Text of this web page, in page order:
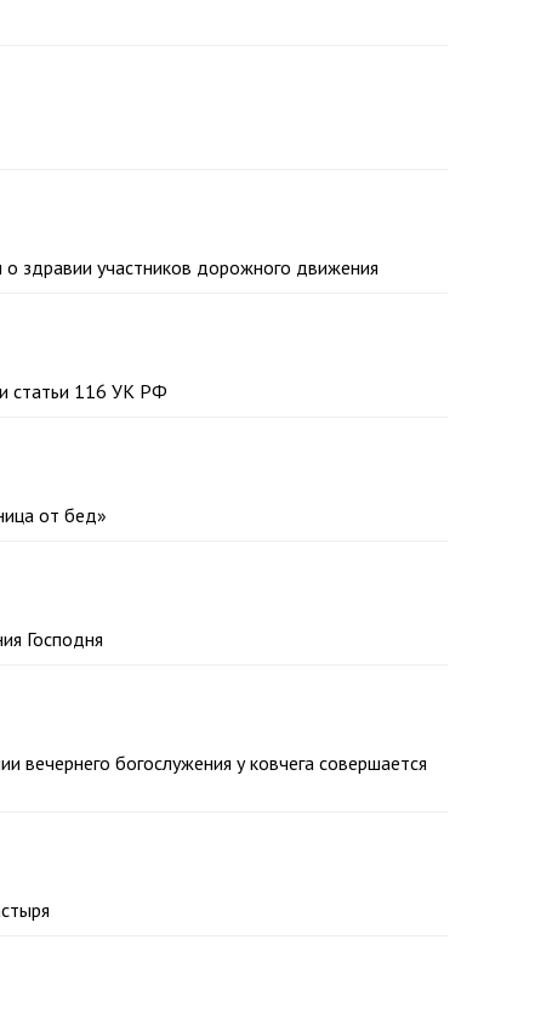
здравии участников дорожного движения
статьи 116 УК РФ
от бед»
Господня
богослужения у ковчега совершается